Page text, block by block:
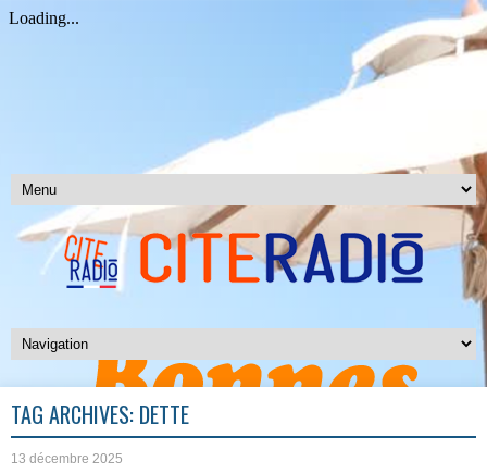
TAG ARCHIVES: DETTE
13 décembre 2025